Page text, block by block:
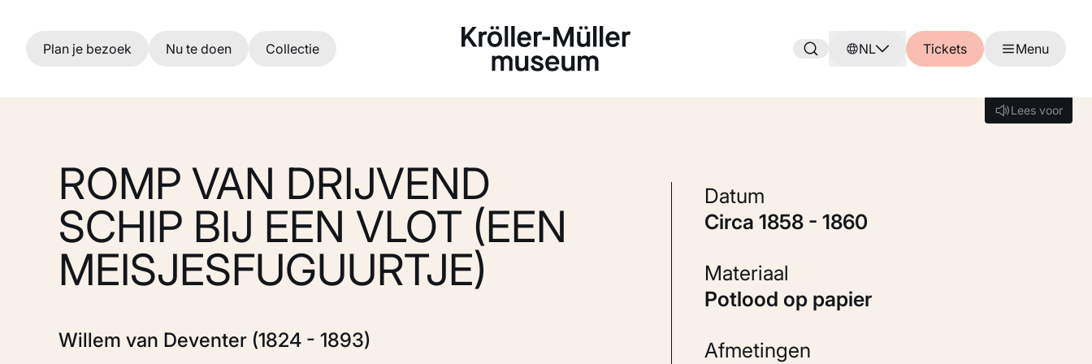
Ga naar hoofdinhoud
Plan je bezoek Nu te doen Collectie NL Tickets Menu
Lees voor
Lees voor
ROMP VAN DRIJVEND
SCHIP BIJ EEN VLOT (EEN
MEISJESFUGUURTJE)
Willem van Deventer (1824 - 1893)
Datum
circa 1858 - 1860
Materiaal
Potlood op papier
Afmetingen